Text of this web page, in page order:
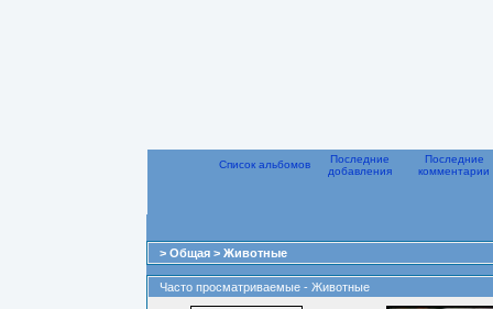
Список альбомов
Последние
добавления
Последние
комментарии
> Общая > Животные
Часто просматриваемые - Животные